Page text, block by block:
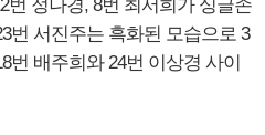
번 정나경, 8번 최서희가 싱글존
번 서진주는 흑화된 모습으로 3
번 배주희와 24번 이상경 사이